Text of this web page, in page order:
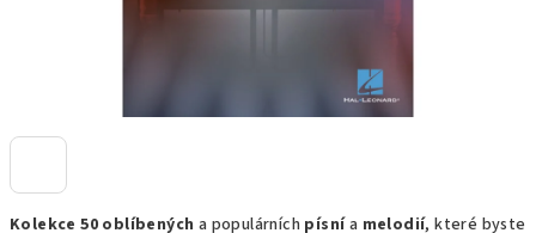
Kolekce 50 oblíbených a populárních písnía melodií, které byste